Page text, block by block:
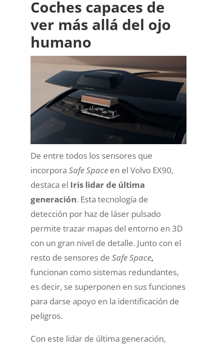
Coches capaces de
ver más allá del ojo
humano
De entre todos los sensores que
incorpora Safe Spaceen el Volvo EX90,
destaca el Iris lidar de última
generación. Esta tecnología de
detección por haz de láser pulsado
permite trazar mapas del entorno en 3D
con un gran nivel de detalle. Junto con el
resto de sensores de Safe Space,
funcionan como sistemas redundantes,
es decir, se superponen en sus funciones
para darse apoyo en la identificación de
peligros.
Con este lidar de última generación,